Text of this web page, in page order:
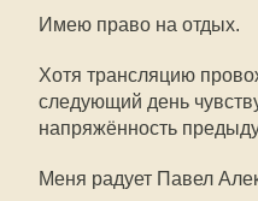
Имею право на отдых.
Хотя трансляцию
следующий день
напряжённость
Меня радует Павел